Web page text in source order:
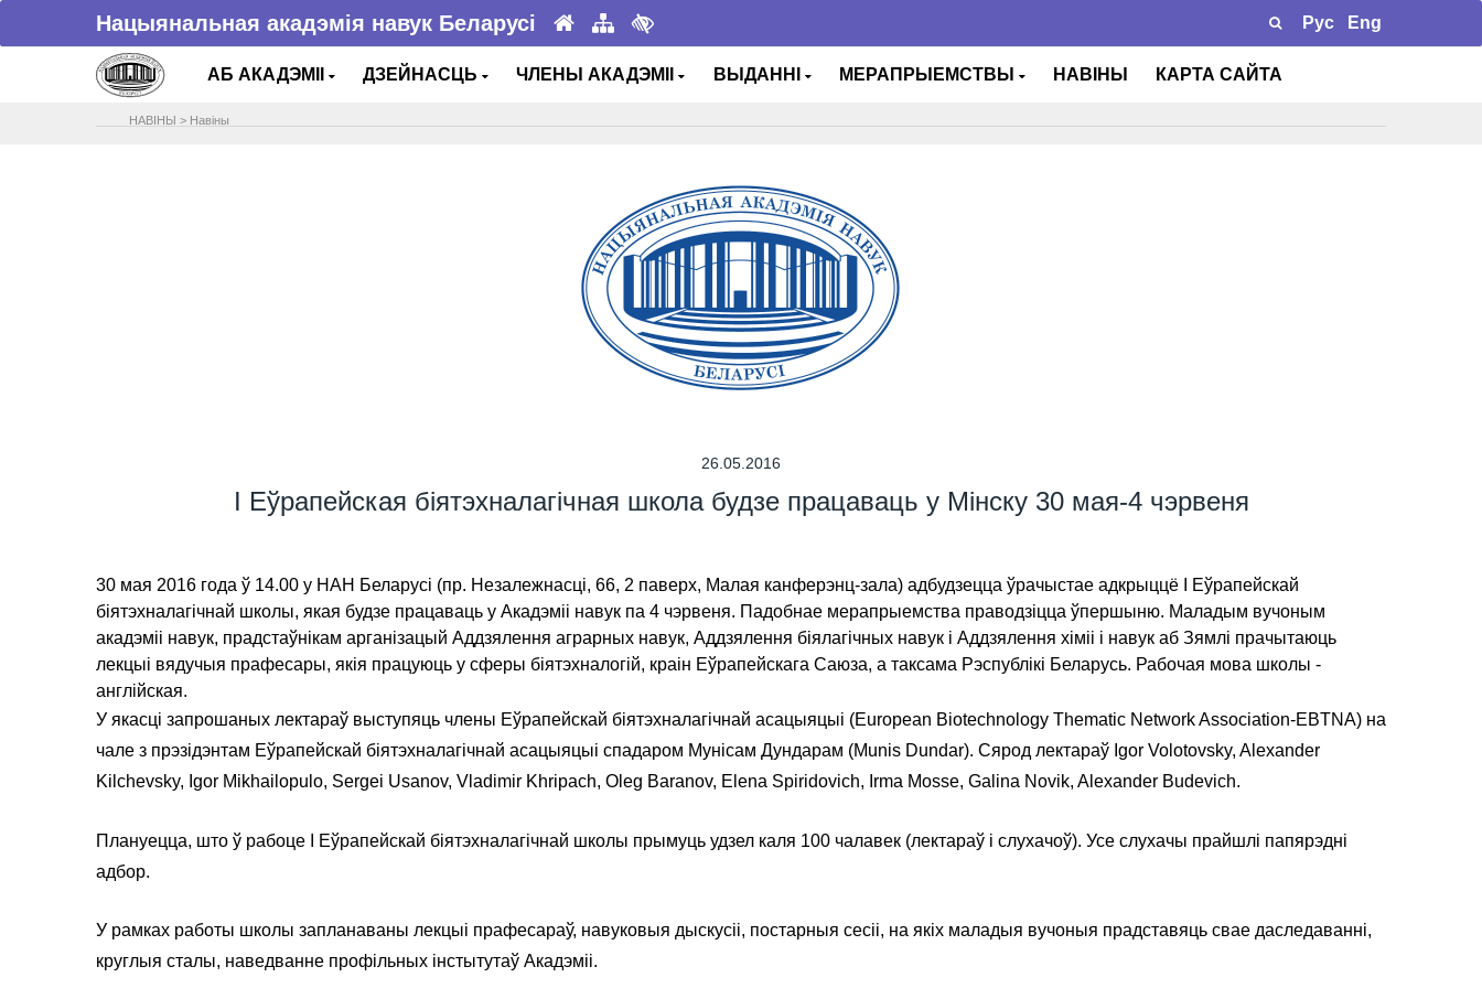
Нацыянальная акадэмія навук Беларусі Рус Eng
АБ АКАДЭМІІ ДЗЕЙНАСЦЬ ЧЛЕНЫ АКАДЭМІІ ВЫДАННІ МЕРАПРЫЕМСТВЫ НАВІНЫ КАРТА САЙТА
НАВIНЫ > Навіны
26.05.2016
I Еўрапейская біятэхналагічная школа будзе працаваць у Мінску 30 мая-4 чэрвеня
30 мая 2016 года ў 14.00 у НАН Беларусі (пр. Незалежнасці, 66, 2 паверх, Малая канферэнц-зала) адбудзецца ўрачыстае адкрыццё I Еўрапейскай
біятэхналагічнай школы, якая будзе працаваць у Акадэміі навук па 4 чэрвеня. Падобнае мерапрыемства праводзіцца ўпершыню. Маладым вучоным
акадэміі навук, прадстаўнікам арганізацый Аддзялення аграрных навук, Аддзялення біялагічных навук і Аддзялення хіміі і навук аб Зямлі прачытаюць
лекцыі вядучыя прафесары, якія працуюць у сферы біятэхналогій, краін Еўрапейскага Саюза, а таксама Рэспублікі Беларусь. Рабочая мова школы -
англійская.
У якасці запрошаных лектараў выступяць члены Еўрапейскай біятэхналагічнай асацыяцыі (European Biotechnology Thematic Network Association-EBTNA) на
чале з прэзідэнтам Еўрапейскай біятэхналагічнай асацыяцыі спадаром Мунісам Дундарам (Munis Dundar). Сярод лектараў Igor Volotovsky, Alexander
Kilchevsky, Igor Mikhailopulo, Sergei Usanov, Vladimir Khripach, Oleg Baranov, Elena Spiridovich, Irma Mosse, Galina Novik, Alexander Budevich.
Плануецца, што ў рабоце I Еўрапейскай біятэхналагічнай школы прымуць удзел каля 100 чалавек (лектараў і слухачоў). Усе слухачы прайшлі папярэдні
адбор.
У рамках работы школы запланаваны лекцыі прафесараў, навуковыя дыскусіі, постарныя сесіі, на якіх маладыя вучоныя прадставяць свае даследаванні,
круглыя сталы, наведванне профільных інстытутаў Акадэміі.